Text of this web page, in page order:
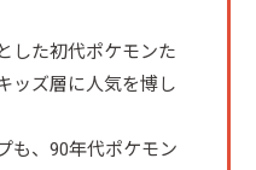
した初代ポケモンた
ッズ層に人気を博し
も、90年代ポケモン